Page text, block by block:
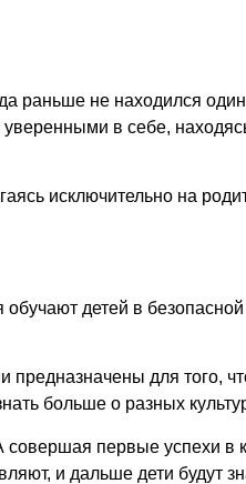
раньше не находился
в себе,
исключительно на
детей в безопасной
предназначены для того,
больше о разных
совершая первые успехи в
и дальше дети будут